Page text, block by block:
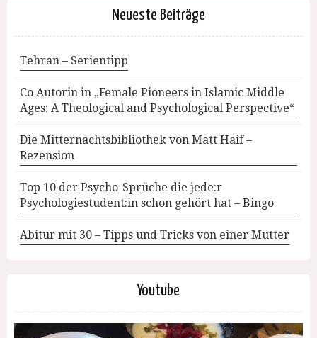
Neueste Beiträge
Tehran – Serientipp
Co Autorin in „Female Pioneers in Islamic Middle
Ages: A Theological and Psychological Perspective“
Die Mitternachtsbibliothek von Matt Haif –
Rezension
Top 10 der Psycho-Sprüche die jede:r
Psychologiestudent:in schon gehört hat – Bingo
Abitur mit 30 – Tipps und Tricks von einer Mutter
Youtube